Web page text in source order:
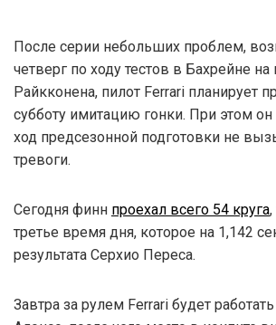
После серии небольших проблем,
четверг по ходу тестов в Бахрейне
Райкконена, пилот Ferrari планирует
субботу имитацию гонки. При этом он
ход предсезонной подготовки не
тревоги.
Сегодня финн проехал всего 54 круга
третье время дня, которое на 1,142
результата Серхио Переса.
Завтра за рулем Ferrari будет